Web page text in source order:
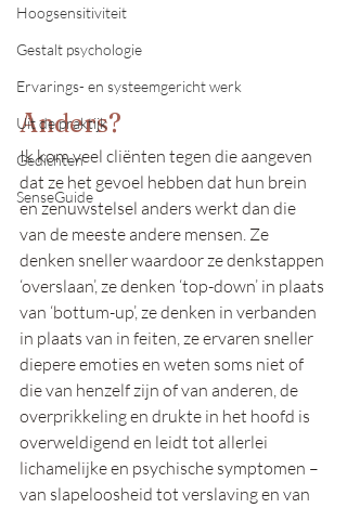
Hoogsensitiviteit
Gestalt psychologie
Ervarings- en systeemgericht werk
Uit de praktijk
Gedichten
SenseGuide
Anders?
Ik kom veel cliënten tegen die aangeven
dat ze het gevoel hebben dat hun brein
en zenuwstelsel anders werkt dan die
van de meeste andere mensen. Ze
denken sneller waardoor ze denkstappen
‘overslaan’, ze denken ‘top-down’ in plaats
van ‘bottum-up’, ze denken in verbanden
in plaats van in feiten, ze ervaren sneller
diepere emoties en weten soms niet of
die van henzelf zijn of van anderen, de
overprikkeling en drukte in het hoofd is
overweldigend en leidt tot allerlei
lichamelijke en psychische symptomen –
van slapeloosheid tot verslaving en van